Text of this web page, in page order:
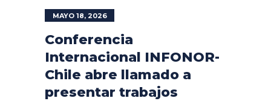
MAYO 18, 2026
Conferencia
Internacional INFONOR-
Chile abre llamado a
presentar trabajos